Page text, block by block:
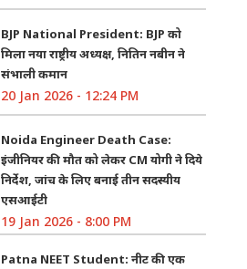
BJP National President: BJP को
मिला नया राष्ट्रीय अध्यक्ष, नितिन नबीन ने
संभाली कमान
20 Jan 2026 - 12:24 PM
Noida Engineer Death Case:
इंजीनियर की मौत को लेकर CM योगी ने दिये
निर्देश, जांच के लिए बनाई तीन सदस्यीय
एसआईटी
19 Jan 2026 - 8:00 PM
Patna NEET Student: नीट की एक